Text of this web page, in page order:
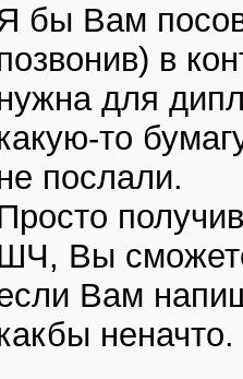
бы Вам
в
для
то
послали.
Вы
Вам
неначто.